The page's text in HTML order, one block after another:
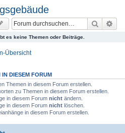
Suche
es keine Themen oder Beiträge.
Übersicht
DIESEM FORUM
Themen in diesem Forum erstellen.
zu Themen in diesem Forum erstellen.
in diesem Forum nicht ändern.
in diesem Forum nicht löschen.
in diesem Forum erstellen.